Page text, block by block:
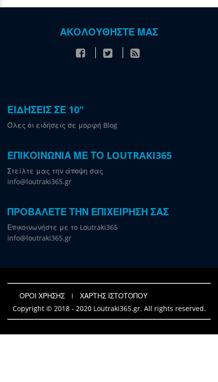
ΑΚΟΛΟΥΘΗΣΤΕ ΜΑΣ
ΕΙΔΗΣΕΙΣ ΣΕ 10"
Όλες οι ειδήσεις σε μορφή Blog
ΕΠΙΚΟΙΝΩΝΙΑ ΜΕ ΤΟ LOUTRAKI365
Στείλτε μας την άποψη σας
info@loutraki365.gr
ΠΡΟΒΑΛΕΤΕ ΤΗΝ ΕΠΙΧΕΙΡΗΣΗ ΣΑΣ
Επικοινωνήστε με το Loutraki365
info@loutraki365.gr
ΟΡΟΙ ΧΡΗΣΗΣ
ΧΑΡΤΗΣ ΙΣΤΟΤΟΠΟΥ
Copyright © 2018 - 2020 Loutraki365.gr. All rights reserved.